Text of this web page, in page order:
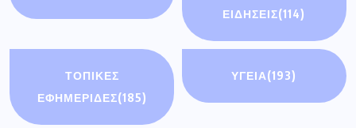
ΕΙΔΉΣΕΙΣ(114)
ΤΟΠΙΚΕΣ
ΕΦΗΜΕΡΙΔΕΣ(185)
ΥΓΕΙΑ(193)